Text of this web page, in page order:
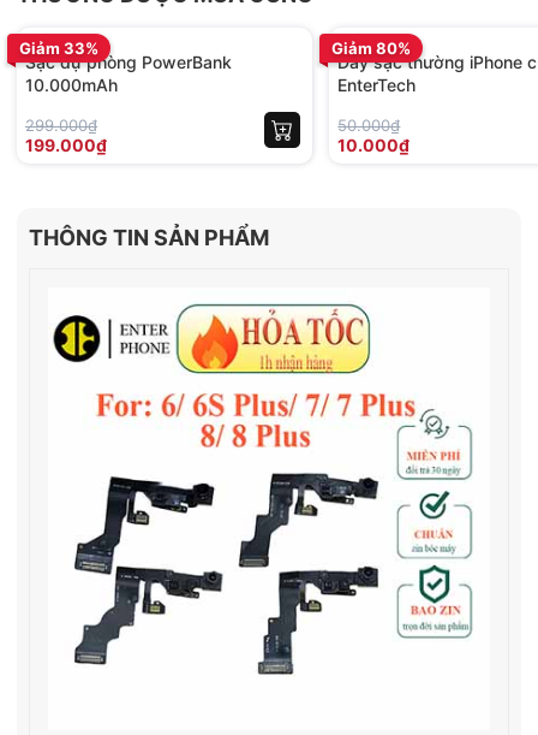
Giảm 33%
BH 12 tháng
Sạc dự phòng PowerBank
10.000mAh
299.000₫
199.000₫
Giảm 80%
Dây sạc thường iPhone
EnterTech
50.000₫
10.000₫
THÔNG TIN SẢN PHẨM